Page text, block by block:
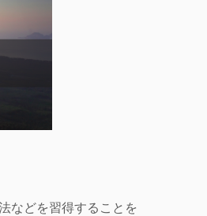
などを習得することを